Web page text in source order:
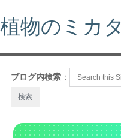
植物のミカタ
ブログ内検索 ：